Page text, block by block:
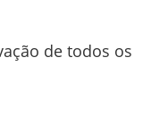
de todos os